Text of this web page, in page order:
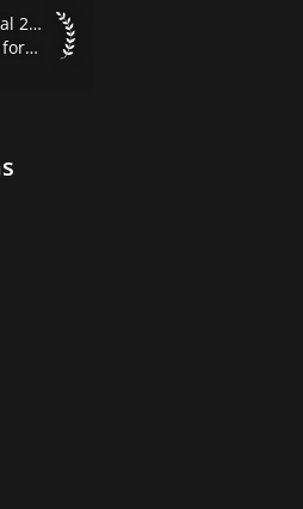
2021 Prix spécial pour les formats
Hamburg Film Festival 2021
Prix spécial pour les formats en série